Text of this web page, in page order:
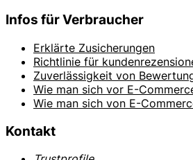
Infos für Verbraucher
Erklärte Zusicherungen
Richtlinie für
Zuverlässigkeit von
Wie man sich vor E-
Wie man sich von E-
Kontakt